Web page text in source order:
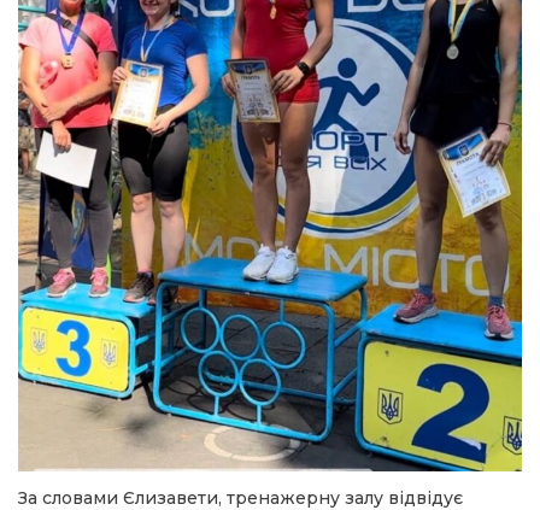
За словами Єлизавети, тренажерну залу відвідує